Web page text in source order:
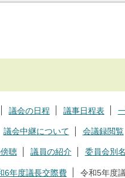
議会の日程 議事日程表
議会中継について 会議録閲覧
聴 議員の紹介 委員会別
6年度議長交際費 令和5年度